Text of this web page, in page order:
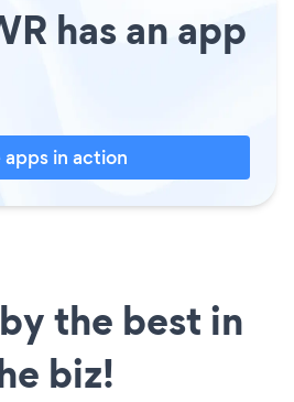
has an app
apps in action
the best in
biz!